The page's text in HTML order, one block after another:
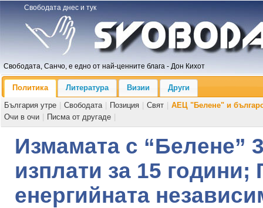
Свободата днес и тук
Свободата, Санчо, е едно от най-ценните блага - Дон Кихот
Политика Литература Визии
Други
България утре
Свободата Позиция Свят
АЕЦ "Белене" и
Очи в очи
Писма от другаде
Измамата с “Белене”
изплати за 15
енергийната